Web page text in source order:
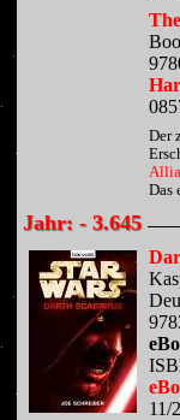
Der
Das
Jahr: - 3.645
11/